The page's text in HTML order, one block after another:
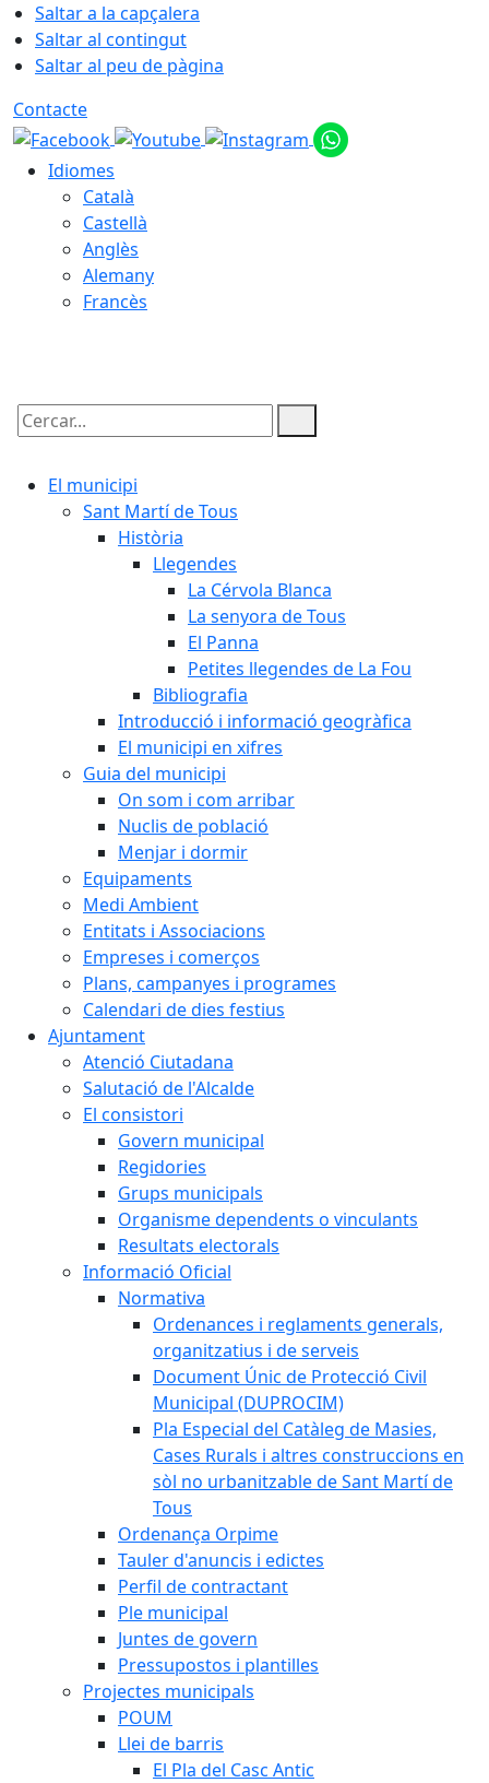
Saltar a la capçalera
Saltar al contingut
Saltar al peu de pàgina
Contacte
Idiomes
Català
Castellà
Anglès
Alemany
Francès
Cercar:
El municipi
Sant Martí de Tous
Història
Llegendes
La Cérvola Blanca
La senyora de Tous
El Panna
Petites llegendes de La Fou
Bibliografia
Introducció i informació geogràfica
El municipi en xifres
Guia del municipi
On som i com arribar
Nuclis de població
Menjar i dormir
Equipaments
Medi Ambient
Entitats i Associacions
Empreses i comerços
Plans, campanyes i programes
Calendari de dies festius
Ajuntament
Atenció Ciutadana
Salutació de l'Alcalde
El consistori
Govern municipal
Regidories
Grups municipals
Organisme dependents o vinculants
Resultats electorals
Informació Oficial
Normativa
Ordenances i reglaments generals,
organitzatius i de serveis
Document Únic de Protecció Civil
Municipal (DUPROCIM)
Pla Especial del Catàleg de Masies,
Cases Rurals i altres construccions en
sòl no urbanitzable de Sant Martí de
Tous
Ordenança Orpime
Tauler d'anuncis i edictes
Perfil de contractant
Ple municipal
Juntes de govern
Pressupostos i plantilles
Projectes municipals
POUM
Llei de barris
El Pla del Casc Antic